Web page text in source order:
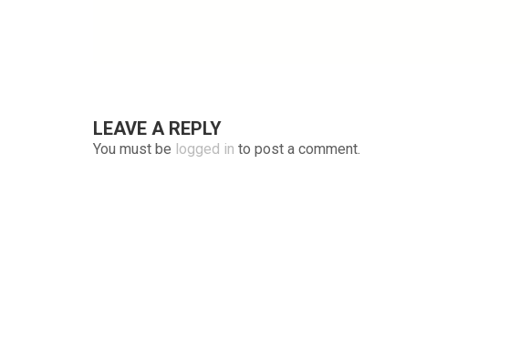
LEAVE A REPLY
You must be logged in to post a comment.